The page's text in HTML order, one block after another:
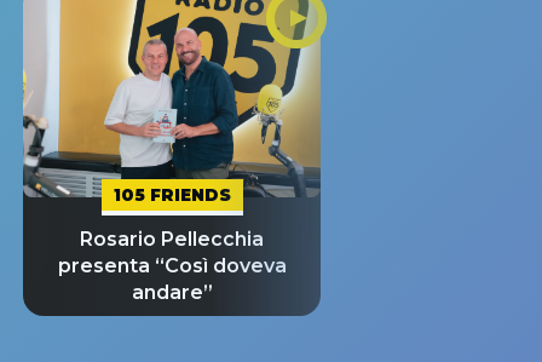
105 FRIENDS
Rosario Pellecchia
presenta “Così doveva
andare”